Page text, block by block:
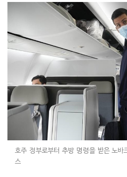
호주 정부로부터 추방 명령을 받은 노
스